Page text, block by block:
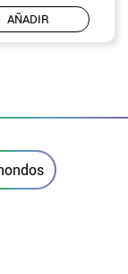
AÑADIR